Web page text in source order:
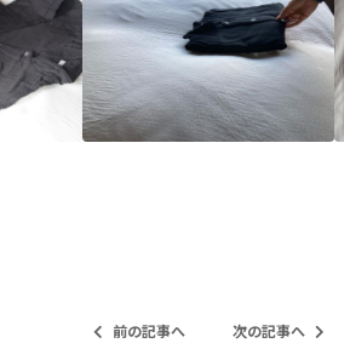
前の記事へ 次の記事へ